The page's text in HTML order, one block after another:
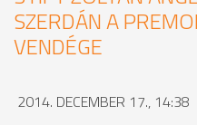
SZERDÁN A
VENDÉGE
2014. DECEMBER 17., 14:38